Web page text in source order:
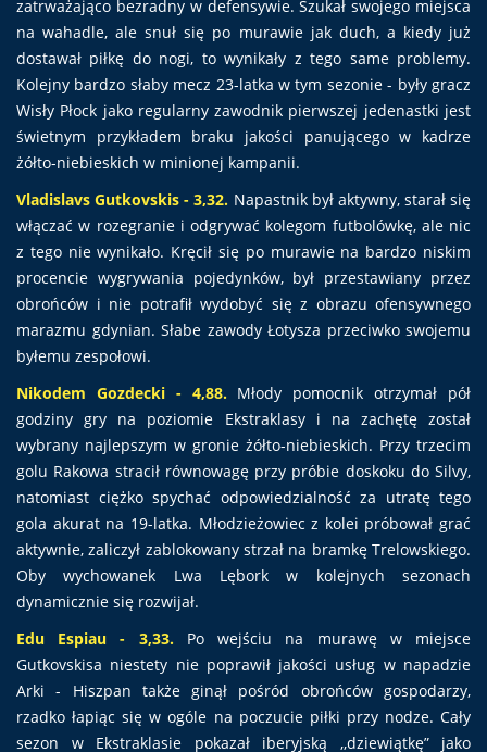
zatrważająco bezradny w defensywie. Szukał swojego miejsca
na wahadle, ale snuł się po murawie jak duch, a kiedy już
dostawał piłkę do nogi, to wynikały z tego same problemy.
Kolejny bardzo słaby mecz 23-latka w tym sezonie - były gracz
Wisły Płock jako regularny zawodnik pierwszej jedenastki jest
świetnym przykładem braku jakości panującego w kadrze
żółto-niebieskich w minionej kampanii.
Vladislavs Gutkovskis - 3,32. Napastnik był aktywny, starał się
włączać w rozegranie i odgrywać kolegom futbolówkę, ale nic
z tego nie wynikało. Kręcił się po murawie na bardzo niskim
procencie wygrywania pojedynków, był przestawiany przez
obrońców i nie potrafił wydobyć się z obrazu ofensywnego
marazmu gdynian. Słabe zawody Łotysza przeciwko swojemu
byłemu zespołowi.
Nikodem Gozdecki - 4,88.Młody pomocnik otrzymał pół
godziny gry na poziomie Ekstraklasy i na zachętę został
wybrany najlepszym w gronie żółto-niebieskich. Przy trzecim
golu Rakowa stracił równowagę przy próbie doskoku do Silvy,
natomiast ciężko spychać odpowiedzialność za utratę tego
gola akurat na 19-latka. Młodzieżowiec z kolei próbował grać
aktywnie, zaliczył zablokowany strzał na bramkę Trelowskiego.
Oby wychowanek Lwa Lębork w kolejnych sezonach
dynamicznie się rozwijał.
Edu Espiau - 3,33.Po wejściu na murawę w miejsce
Gutkovskisa niestety nie poprawił jakości usług w napadzie
Arki - Hiszpan także ginął pośród obrońców gospodarzy,
rzadko łapiąc się w ogóle na poczucie piłki przy nodze. Cały
sezon w Ekstraklasie pokazał iberyjską ,,dziewiątkę” jako